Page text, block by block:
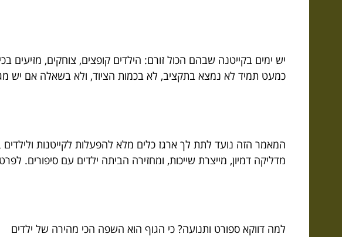
יש ימים בקייטנה שבהם הכול זורם: הילדים קופצים, צוחקים,
כמעט תמיד לא נמצא בתקציב, לא בכמות הציוד, ולא בשאלה אם יש
המאמר הזה נועד לתת לך ארגז כלים מלא להפעלות לקייטנות
מדליקה דמיון, מייצרת שייכות, ומחזירה הביתה ילדים עם סיפורים.
למה דווקא ספורט ותנועה? כי הגוף הוא השפה הכי מהירה של ילדים